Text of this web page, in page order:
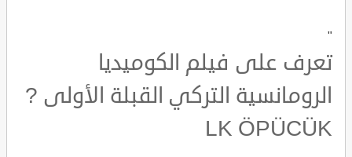
"
تعرف على فيلم الكوميديا
الرومانسية التركي القبلة الأولى ?
LK ÖPÜCÜK